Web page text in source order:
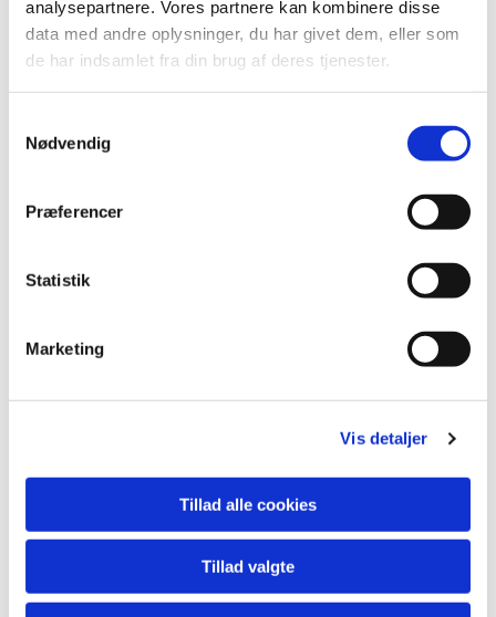
analysepartnere. Vores partnere kan kombinere disse
data med andre oplysninger, du har givet dem, eller som
de har indsamlet fra din brug af deres tjenester.
Nødvendig
Præferencer
Statistik
Marketing
Vis detaljer
Tillad alle cookies
Tillad valgte
Du vil måske også kunne
lide...